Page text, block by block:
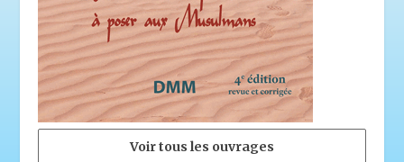
Voir tous les ouvrages